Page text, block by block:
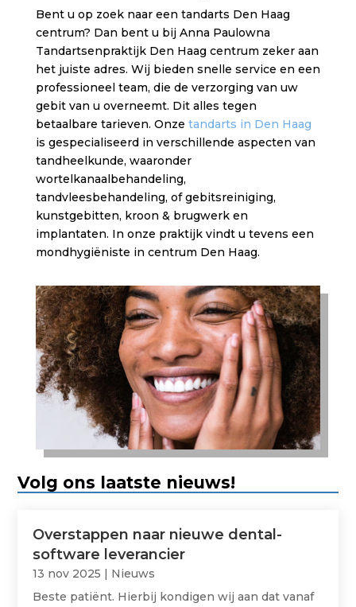
Bent u op zoek naar een tandarts Den Haag
centrum? Dan bent u bij Anna Paulowna
Tandartsenpraktijk Den Haag centrum zeker aan
het juiste adres. Wij bieden snelle service en een
professioneel team, die de verzorging van uw
gebit van u overneemt. Dit alles tegen
betaalbare tarieven. Onze tandarts in Den Haag
is gespecialiseerd in verschillende aspecten van
tandheelkunde, waaronder
wortelkanaalbehandeling,
tandvleesbehandeling, of gebitsreiniging,
kunstgebitten, kroon & brugwerk en
implantaten. In onze praktijk vindt u tevens een
mondhygiëniste in centrum Den Haag.
Volg ons laatste nieuws!
Overstappen naar nieuwe dental-
software leverancier
13 nov 2025
Nieuws
Beste patiënt. Hierbij kondigen wij aan dat vanaf